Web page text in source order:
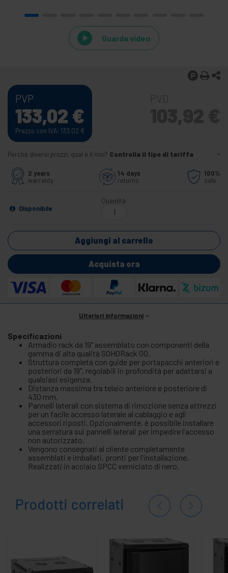
Guarda video
PVP
133,02 €
Prezzo con IVA: 133,02 €
Perché diversi prezzi, qual è il mio? Controlla il tipo di tariffa
2 years
warranty
14 days
returns
100%
safe
Disponibile
Quantità
Aggiungi al carrello
Acquista ora
Ulteriori informazioni
Specificazioni
Armadio rack da 19" assemblato con componenti della
gamma di alta qualità SOHORack GO.
Struttura completa con guide per portapacchi anteriori e
posteriori da 19", regolabili in profondità per adattarsi a
qualsiasi esigenza.
Distanza massima tra telaio anteriore e posteriore di
430 mm.
Pannelli laterali con sistema di rimozione senza attrezzi
per un facile accesso laterale al cablaggio e agli
accessori riposti. Opzionalmente, è possibile installare
una serratura sui pannelli laterali per impedire l'accesso
non autorizzato.
Vengono consegnati al cliente completamente
assemblati e imballati, pronti per l'installazione.
Realizzati in acciaio SPCC verniciato di nero.
Prodotti correlati